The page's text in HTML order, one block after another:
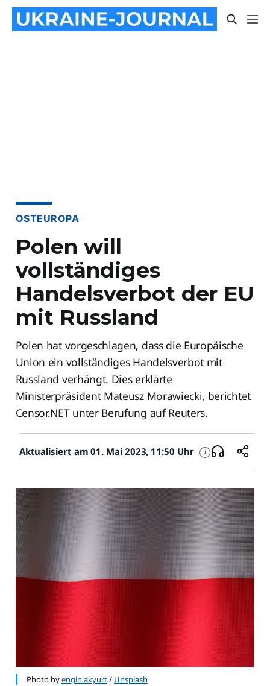
OSTEUROPA
Polen will
vollständiges
Handelsverbot der EU
mit Russland
Polen hat vorgeschlagen, dass die Europäische
Union ein vollständiges Handelsverbot mit
Russland verhängt. Dies erklärte
Ministerpräsident Mateusz Morawiecki, berichtet
Censor.NET unter Berufung auf Reuters.
Aktualisiert am 01. Mai 2023, 11:50 Uhr i
Photo byengin akyurt/ Unsplash